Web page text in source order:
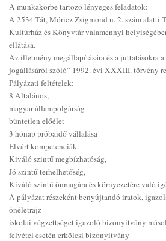
A munkakörbe tartozó lényeges feladatok:
A 2534 Tát, Móricz Zsigmond u. 2. szám alatti
Kultúrház és Könyvtár valamennyi
ellátása.
Az illetmény megállapítására és a juttatásokra
jogállásáról szóló” 1992. évi XXXIII. törvény
Pályázati feltételek:
8 Általános,
magyar állampolgárság
büntetlen előélet
3 hónap próbaidő vállalása
Elvárt kompetenciák:
Kiváló szintű megbízhatóság,
Jó szintű terhelhetőség,
Kiváló szintű önmagára és környezetére való
A pályázat részeként benyújtandó iratok,
önéletrajz
iskolai végzettséget igazoló bizonyítvány
felvétel esetén erkölcsi bizonyítvány